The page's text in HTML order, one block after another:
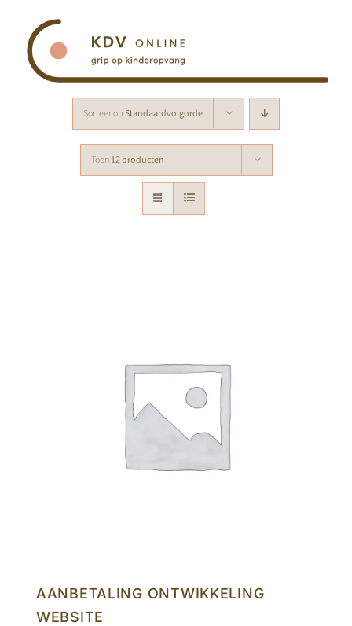
inhoud
Sorteer op Standaardvolgorde
Toon12 producten
AANBETALING ONTWIKKELING
WEBSITE